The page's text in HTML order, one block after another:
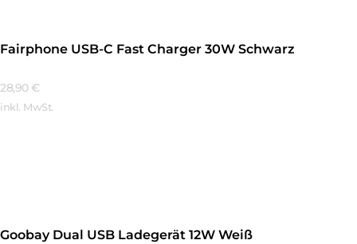
Fairphone USB-C Fast Charger 30W Schwarz
28,90 €
inkl. MwSt.
Goobay Dual USB Ladegerät 12W Weiß